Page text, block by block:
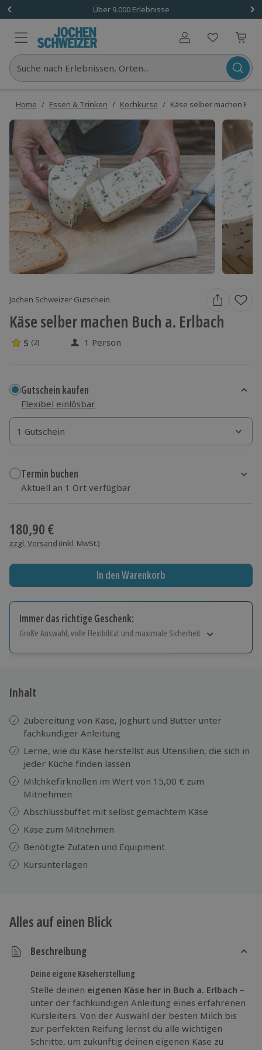
Über 9.000 Erlebnisse
Benutzerkonto
Suche nach Erlebnissen, Orten...
Home / Essen & Trinken / Kochkurse / Käse selber machen
Jochen Schweizer Gutschein
Käse selber machen Buch a. Erlbach
5 Sterne von 5 aus 2 Bewertungen
5 (2) 1 Person
Gutschein kaufen
Flexibel einlösbar
1 Gutschein
1 Gutschein
1 Gutschein
Termin buchen
Aktuell an 1 Ort verfügbar
180,90 €
zzgl. Versand (inkl. MwSt.)
In den Warenkorb
Immer das richtige Geschenk:
Große Auswahl, volle Flexibilität und maximale Sicherheit
Jeder Gutschein für alle Erlebnisse einlösbar.
Inhalt
Zubereitung von Käse, Joghurt und Butter unter
fachkundiger Anleitung
Lerne, wie du Käse herstellst aus Utensilien, die sich in
jeder Küche finden lassen
Milchkefirknollen im Wert von 15,00 € zum
Mitnehmen
Abschlussbuffet mit selbst gemachtem Käse
Käse zum Mitnehmen
Benötigte Zutaten und Equipment
Kursunterlagen
Alles auf einen Blick
Beschreibung
Deine eigene Käseherstellung
Stelle deinen eigenen Käse her in Buch a. Erlbach –
unter der fachkundigen Anleitung eines erfahrenen
Kursleiters. Von der Auswahl der besten Milch bis
zur perfekten Reifung lernst du alle wichtigen
Schritte, um zukünftig deinen eigenen Käse zu